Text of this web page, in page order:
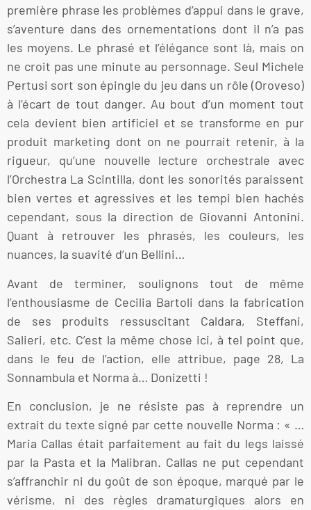
première phrase les problèmes d’appui dans le grave,
s’aventure dans des ornementations dont il n’a pas
les moyens. Le phrasé et l’élégance sont là, mais on
ne croit pas une minute au personnage. Seul Michele
Pertusi sort son épingle du jeu dans un rôle (Oroveso)
à l’écart de tout danger. Au bout d’un moment tout
cela devient bien artificiel et se transforme en pur
produit marketing dont on ne pourrait retenir, à la
rigueur, qu’une nouvelle lecture orchestrale avec
l’Orchestra La Scintilla, dont les sonorités paraissent
bien vertes et agressives et les tempi bien hachés
cependant, sous la direction de Giovanni Antonini.
Quant à retrouver les phrasés, les couleurs, les
nuances, la suavité d’un Bellini…
Avant de terminer, soulignons tout de même
l’enthousiasme de Cecilia Bartoli dans la fabrication
de ses produits ressuscitant Caldara, Steffani,
Salieri, etc. C’est la même chose ici, à tel point que,
dans le feu de l’action, elle attribue, page 28, La
Sonnambula et Norma à… Donizetti !
En conclusion, je ne résiste pas à reprendre un
extrait du texte signé par cette nouvelle Norma : « …
Maria Callas était parfaitement au fait du legs laissé
par la Pasta et la Malibran. Callas ne put cependant
s’affranchir ni du goût de son époque, marqué par le
vérisme, ni des règles dramaturgiques alors en